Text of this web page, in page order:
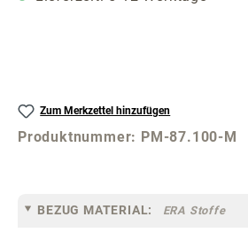
Zum Merkzettel hinzufügen
Produktnummer: PM-87.100-M
BEZUG MATERIAL: ERA Stoffe